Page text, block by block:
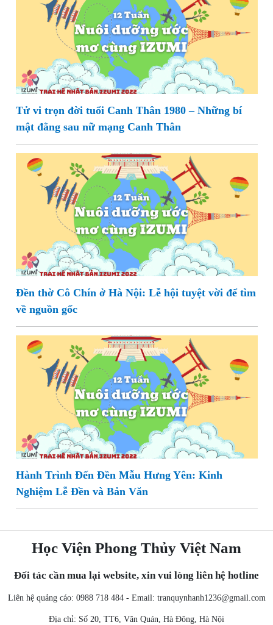
Tử vi trọn đời tuổi Canh Thân 1980 – Những bí
mật đằng sau nữ mạng Canh Thân
Đền thờ Cô Chín ở Hà Nội: Lễ hội tuyệt vời để tìm
về nguồn gốc
Hành Trình Đến Đền Mẫu Hưng Yên: Kinh
Nghiệm Lễ Đền và Bản Văn
Học Viện Phong Thủy Việt Nam
Đối tác cần mua lại website, xin vui lòng liên hệ hotline
Liên hệ quảng cáo: 0988 718 484 - Email: tranquynhanh1236@gmail.com
Địa chỉ: Số 20, TT6, Văn Quán, Hà Đông, Hà Nội